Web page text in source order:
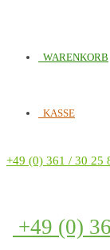
WARENKORB
KASSE
+49 (0) 361 / 30 25
+49 (0)